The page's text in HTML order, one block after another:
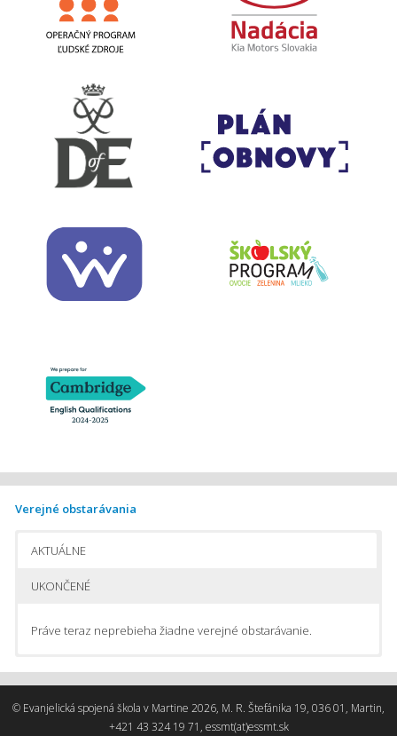
Verejné obstarávania
AKTUÁLNE
UKONČENÉ
Práve teraz neprebieha žiadne verejné obstarávanie.
Stavebnice na automatizáciu
© Evanjelická spojená škola v Martine 2026, M. R. Štefánika 19, 036 01, Martin,
+421 43 324 19 71, essmt(at)essmt.sk